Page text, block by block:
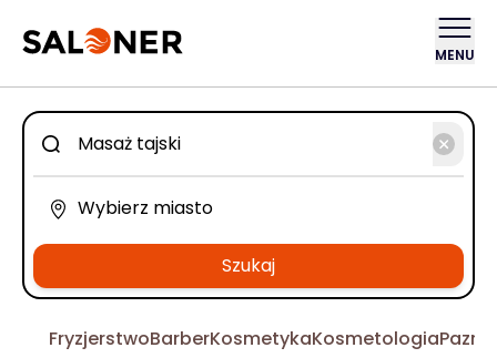
MENU
Szukaj
FryzjerstwoBarberKosmetykaKosmetologia